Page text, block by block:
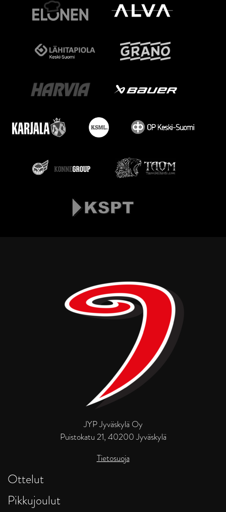
JYP Jyväskylä Oy
Puistokatu 21, 40200 Jyväskylä
Tietosuoja
Ottelut
Pikkujoulut